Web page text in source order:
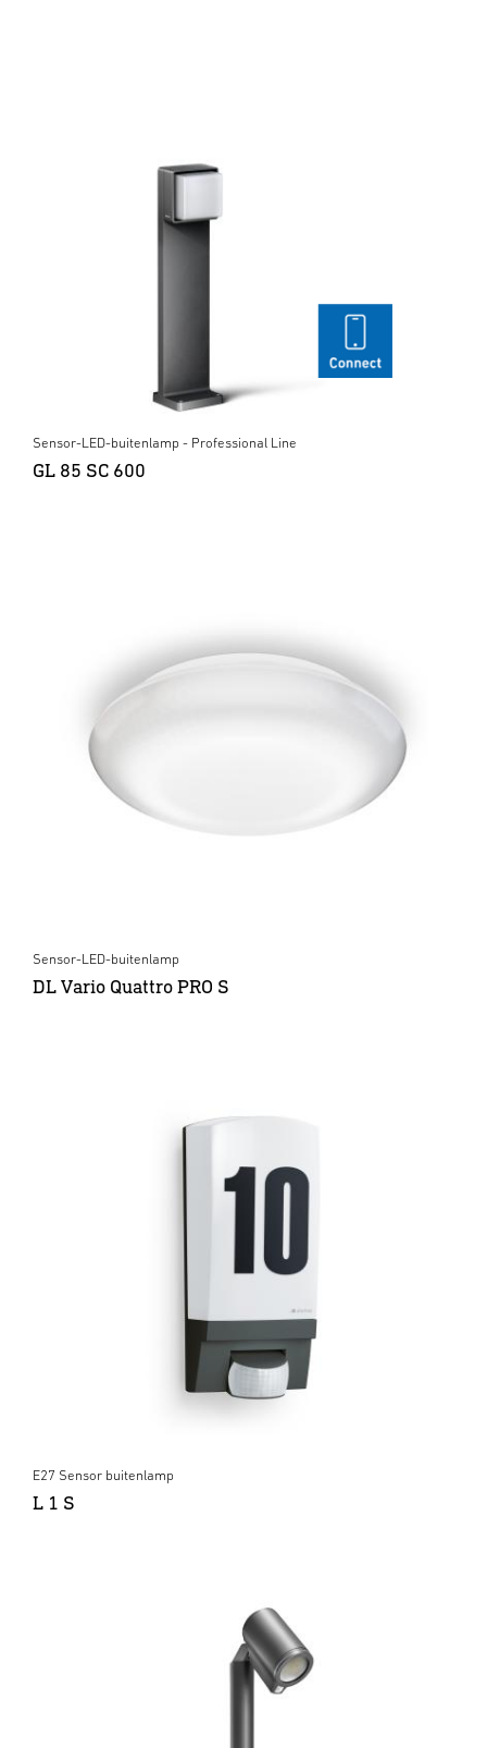
Sensor-LED-buitenlamp - Professional Line
GL 85 SC 600
Sensor-LED-buitenlamp
DL Vario Quattro PRO S
E27 Sensor buitenlamp
L 1 S